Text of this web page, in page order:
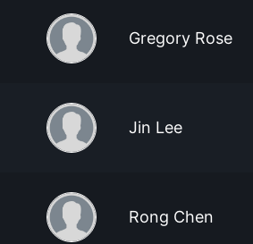
Gregory Rose
Jin Lee
Rong Chen